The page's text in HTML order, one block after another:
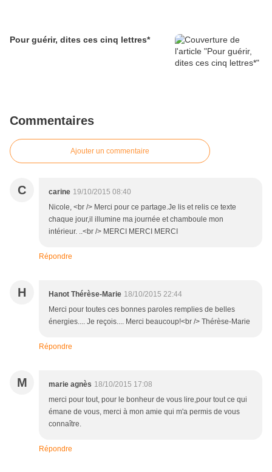
Pour guérir, dites ces cinq lettres*
Commentaires
Ajouter un commentaire
C carine 19/10/2015 08:40
Nicole, <br /> Merci pour ce partage.Je lis et relis ce texte
chaque jour,il illumine ma journée et chamboule mon
intérieur. ..<br /> MERCI MERCI MERCI
Répondre
H Hanot Thérèse-Marie 18/10/2015 22:44
Merci pour toutes ces bonnes paroles remplies de belles
énergies.... Je reçois.... Merci beaucoup!<br /> Thérèse-Marie
Répondre
M marie agnès 18/10/2015 17:08
merci pour tout, pour le bonheur de vous lire,pour tout ce qui
émane de vous, merci à mon amie qui m'a permis de vous
connaître.
Répondre